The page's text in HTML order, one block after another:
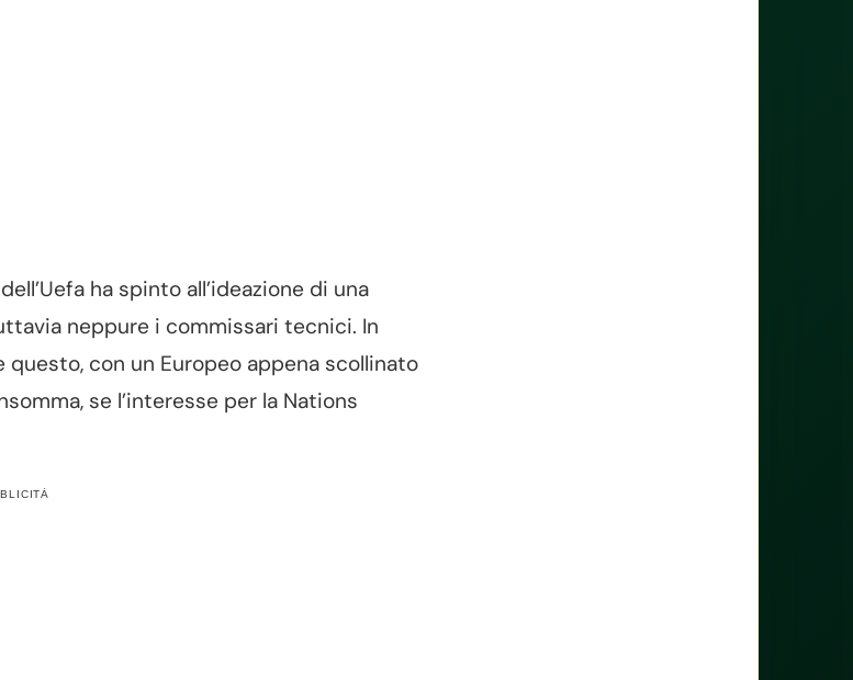
ha spinto all’ideazione di una
neppure i commissari tecnici. In
con un Europeo appena scollinato
se l’interesse per la Nations